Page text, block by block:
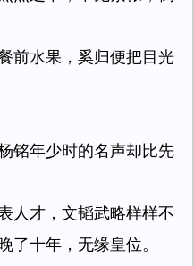
前水果，奚归便把目光
铭年少时的名声却比先
人才，文韬武略样样不
了十年，无缘皇位。